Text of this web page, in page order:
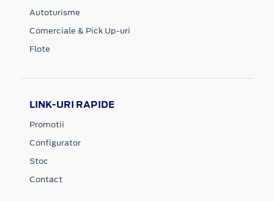
Autoturisme
Comerciale & Pick Up-uri
Flote
LINK-URI RAPIDE
Promotii
Configurator
Stoc
Contact